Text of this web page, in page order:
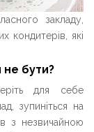
закладу,
кондитерів, які
не бути?
для себе
зупиніться на
з незвичайною